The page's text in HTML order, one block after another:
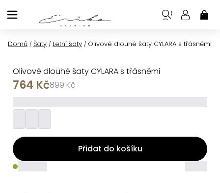
na
Domů / Šaty / Letní šaty / Olivové dlouhé šaty CYLARA s třásněmi
Olivové dlouhé šaty CYLARA s třásněmi
899 Kč
764 Kč
Přidat do košíku